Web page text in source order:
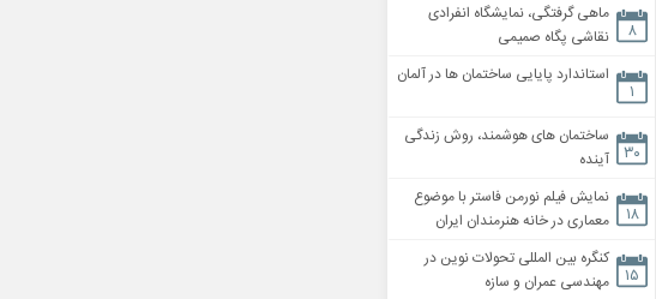
۸
ماهی گرفتگی، نمایشگاه انفرادی
نقاشی پگاه صمیمی
۱
استاندارد پایایی ساختمان ها در آلمان
۳۰
ساختمان های هوشمند، روش زندگی
آینده
۱۸
نمایش فیلم نورمن فاستر با موضوع
معماری در خانه هنرمندان ایران
۱۵
کنگره بین المللی تحولات نوین در
مهندسی عمران و سازه